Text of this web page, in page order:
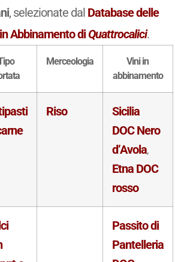
, selezionate dal Database delle
Abbinamento diQuattrocalici.
Merceologia
Vini in
abbinamento
Riso
Sicilia
DOC Nero
d’Avola,
Etna DOC
rosso
Passito di
Pantelleria